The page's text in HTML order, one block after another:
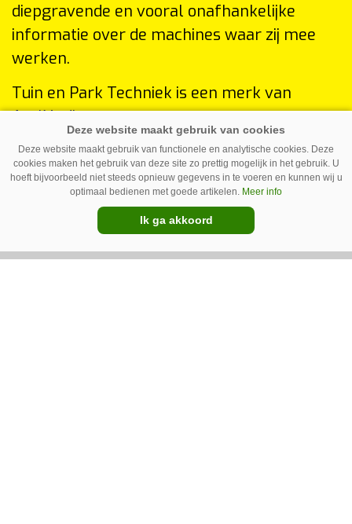
diepgravende en vooral onafhankelijke
informatie over de machines waar zij mee
werken.
Tuin en Park Techniek is een merk van
AgriMedia.
Volg ons op:
Boomverzorging
Deze website maakt gebruik van functionele en analytische cookies. Deze
cookies maken het gebruik van deze site zo prettig mogelijk in het gebruik. U
hoeft bijvoorbeeld niet steeds opnieuw gegevens in te voeren en kunnen wij u
optimaal bedienen met goede artikelen. Meer info
Ik ga akkoord